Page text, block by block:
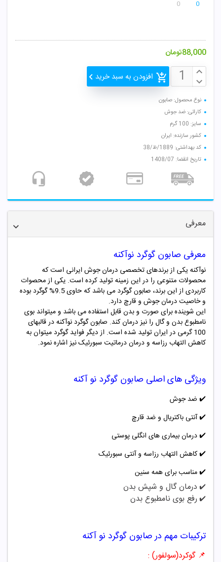
0
0
88,000تومان
افزودن به سبد خرید
نوع محصول: صابون
کارائی: ضد جوش
سایز: 100 گرم
کشور سازنده: ایران
کد بهداشتی: 1889/ظ/38
تاریخ انقضا: 1408/07
معرفی
معرفی صابون گوگرد نوآکنه
نوآکنه یکی از برندهای تخصصی درمان جوش ایرانی است که
محصولات متنوعی را در این زمینه تولید کرده است. یکی از محصوات
کاربردی از این برند، صابون گوگرد می باشد که حاوی 9.5% گوگرد بوده
و خاصیت درمان جوش و قارچ دارد.
این شوینده برای صورت و بدن قابل استفاده می باشد و میتواند بوی
نامطبوع بدن و گال را نیز درمان کند. صابون گوگرد نوآکنه در قالبهای
100 گرمی در ایران تولید شده است. از دیگر فواید گوگرد میتوان به
کاهش التهاب رزاسه و درمان درماتیت سبورئیک نیز اشاره نمود.
ویژگی های اصلی صابون گوگرد نو آکنه
✔️ ضد جوش
✔️آنتی باکتریال و ضد قارچ
✔️درمان بیماری های انگلی پوستی
✔️کاهش التهاب رزاسه و آنتی سبورئیک
✔️مناسب برای همه سنین
✔️ درمان گال و شپش بدن
✔️ رفع بوی نامطبوع بدن
ترکیبات مهم درصابون گوگرد نو آکنه
📌 گوکرد(سولفور) :